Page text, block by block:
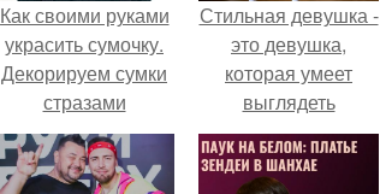
Как своими руками
украсить сумочку.
Декорируем сумки
стразами
Стильная девушка -
это девушка,
которая умеет
выглядеть
привлекательно и
элегантно в любои